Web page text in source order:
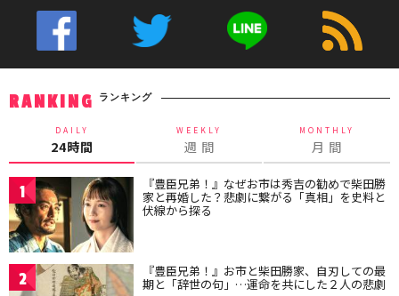
RANKING ランキング
DAILY
24時間
WEEKLY
週 間
MONTHLY
月 間
1 『豊臣兄弟！』なぜお市は秀吉の勧めで柴田勝
家と再婚した？悲劇に繋がる「真相」を史料と
伏線から探る
2 『豊臣兄弟！』お市と柴田勝家、自刃しての最
期と「辞世の句」…運命を共にした２人の悲劇